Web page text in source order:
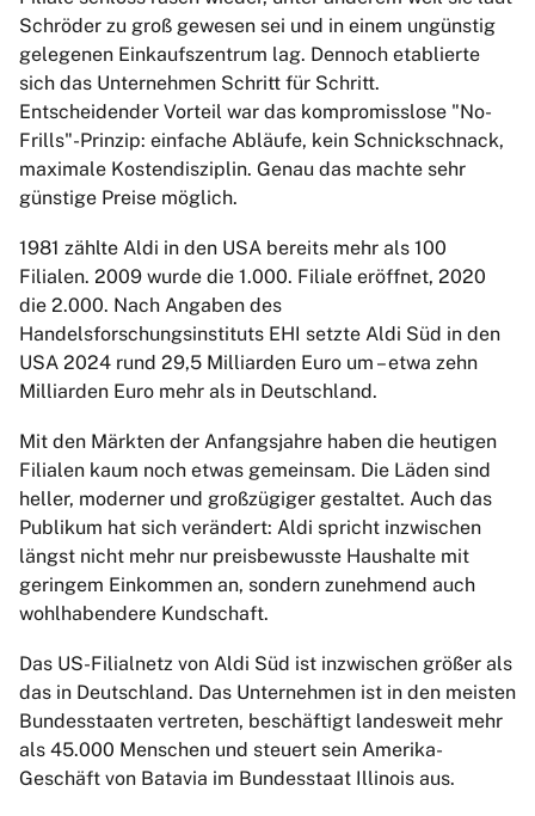
Schröder zu groß gewesen sei und in einem ungünstig
gelegenen Einkaufszentrum lag. Dennoch etablierte
sich das Unternehmen Schritt für Schritt.
Entscheidender Vorteil war das kompromisslose "No-
Frills"-Prinzip: einfache Abläufe, kein Schnickschnack,
maximale Kostendisziplin. Genau das machte sehr
günstige Preise möglich.
1981 zählte Aldi in den USA bereits mehr als 100
Filialen. 2009 wurde die 1.000. Filiale eröffnet, 2020
die 2.000. Nach Angaben des
Handelsforschungsinstituts EHI setzte Aldi Süd in den
USA 2024 rund 29,5 Milliarden Euro um – etwa zehn
Milliarden Euro mehr als in Deutschland.
Mit den Märkten der Anfangsjahre haben die heutigen
Filialen kaum noch etwas gemeinsam. Die Läden sind
heller, moderner und großzügiger gestaltet. Auch das
Publikum hat sich verändert: Aldi spricht inzwischen
längst nicht mehr nur preisbewusste Haushalte mit
geringem Einkommen an, sondern zunehmend auch
wohlhabendere Kundschaft.
Das US-Filialnetz von Aldi Süd ist inzwischen größer als
das in Deutschland. Das Unternehmen ist in den meisten
Bundesstaaten vertreten, beschäftigt landesweit mehr
als 45.000 Menschen und steuert sein Amerika-
Geschäft von Batavia im Bundesstaat Illinois aus.